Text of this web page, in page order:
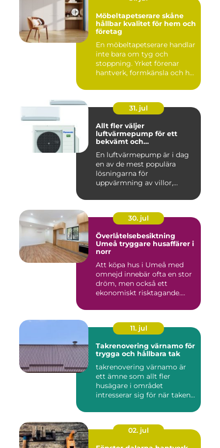
Möbeltapetserare skåne
hållbar kvalitet för hem och
företag
En möbeltapetserare handlar
inte bara om tyg och
stoppning. Yrket förenar
hantverk, formkänsla och h...
31. jul
Allt fler väljer
luftvärmepump för ett
bekvämt och
En luftvärmepump är i dag
en av de mest populära
lösningarna för
uppvärmning av villor,
30. jul
Överlåtelsebesiktning
Umeå tryggare husaffärer i
norr
Att köpa hus i Umeå med
omnejd innebär ofta en stor
dröm, men också ett
ekonomiskt risktagande.
11. jul
Takrenovering värnamo för
trygga och hållbara tak
takrenovering värnamo är
ett ämne som allt fler
husägare i området
intresserar sig för när taken
02. jul